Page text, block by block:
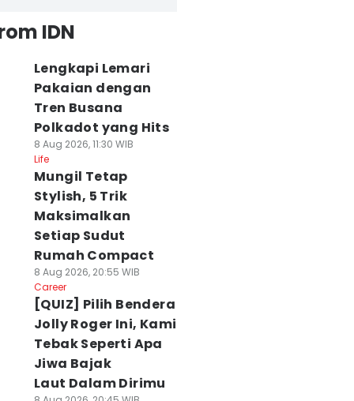
IDN
Lengkapi Lemari
Pakaian dengan
Tren Busana
Polkadot yang Hits
8 Aug 2026, 11:30 WIB
Life
Mungil Tetap
Stylish, 5 Trik
Maksimalkan
Setiap Sudut
Rumah Compact
8 Aug 2026, 20:55 WIB
Career
[QUIZ] Pilih Bendera
Jolly Roger Ini, Kami
Tebak Seperti Apa
Jiwa Bajak
Laut Dalam Dirimu